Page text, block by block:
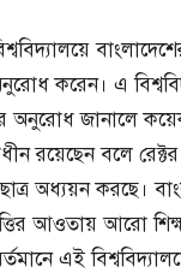
করেন। এ
অনুরোধ জানালে
রয়েছেন বলে
অধ্যয়ন করছে।
আওতায় আরো
এই